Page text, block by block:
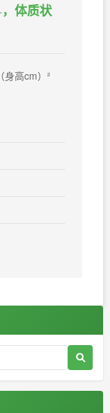
，体质状
高cm）²